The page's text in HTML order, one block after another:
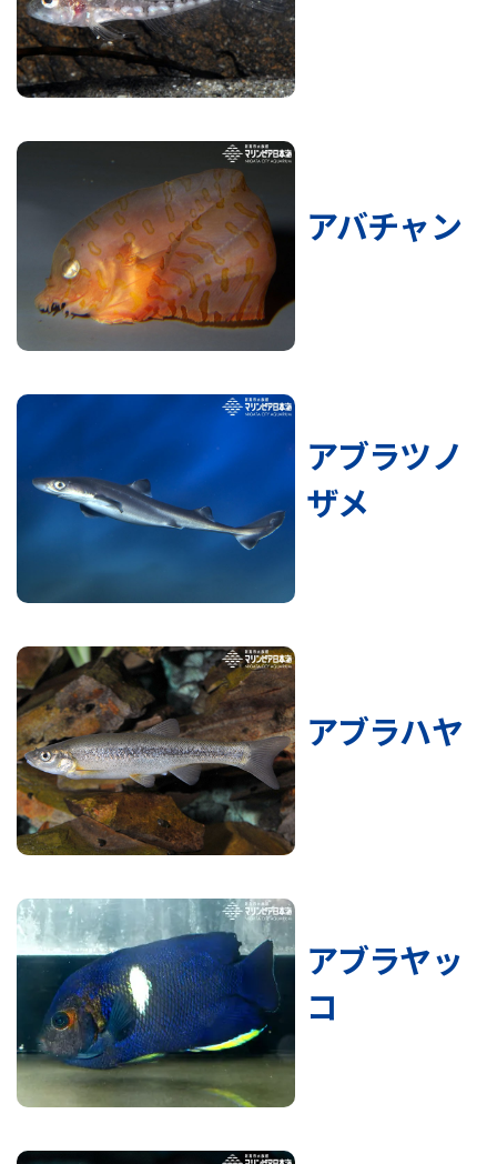
アバチャン
アブラツノ
ザメ
アブラハヤ
アブラヤッ
コ